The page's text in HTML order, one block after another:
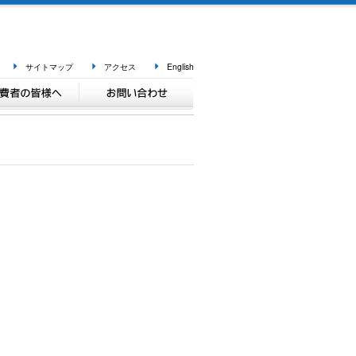
サイトマップ アクセス English
お知らせ